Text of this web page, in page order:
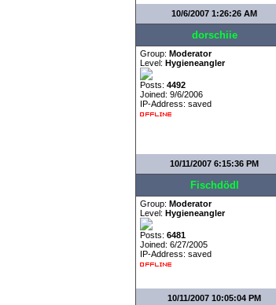
10/6/2007 1:26:26 AM
dorschiie
Group: Moderator
Level: Hygieneangler
Posts: 4492
Joined: 9/6/2006
IP-Address: saved
10/11/2007 6:15:36 PM
Fischdödl
Group: Moderator
Level: Hygieneangler
Posts: 6481
Joined: 6/27/2005
IP-Address: saved
10/11/2007 10:05:04 PM